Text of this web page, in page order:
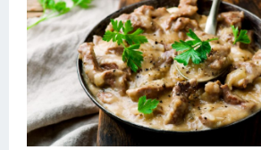
Категориикартинок
Супы
Мясные блюда